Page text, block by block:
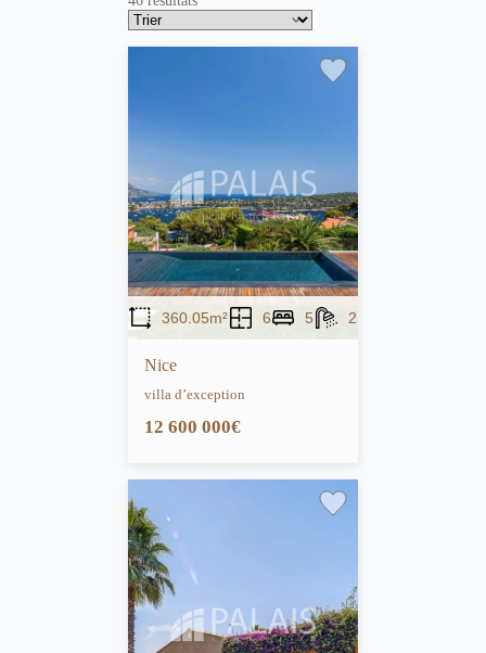
360.05m² 6 5 2
Nice
villa d’exception
12 600 000€